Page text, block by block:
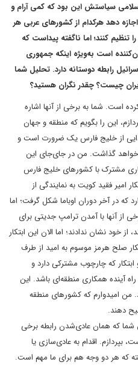
سیاستش این بود که کمی آرام و
دهد هرکدام از کشورهای عربی هر
کنند؛ اما ناگفته پیداست که
است به‌ویژه اینکه جمهوری
رابطه دوستانه دارد. تحلیل شما
چیست؟ چقدر نگران هستید؟
است. شما به برخی از آنها اشاره
این را بگویم که منطقه و جهان
از خلیج فارس یک ضرورت است و
خواهد گذاشت. من در جای‌جای این
مشترک با کشورهای خلیج فارس
امیر فقید کویت به نمایندگی از
در آخر دوران اوباما شکل گرفت؛ اما
از آنها با آمدن ترامپ جدیتی برای
از خود نشان ندادند؛ اما الان این ابتکار
صلح هرمز موسوم به امید از طرف
که چارچوب مشترکی دارد و
آینده همکاری منطقه‌ای باشد. این
امیدوارم که کشورهای منطقه
دهند.
شما که همان عادی‌شدن رابطه برخی
بپردازم. اقدام به عادی‌سازی یا
که هر دو وجه هم برای ما مهم است.